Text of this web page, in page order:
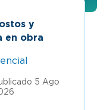
y
en obra
5 Ago